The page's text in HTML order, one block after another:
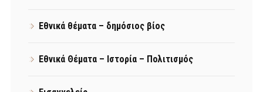
Εθνικά θέματα – δημόσιος βίος
Εθνικά Θέματα – Ιστορία – Πολιτισμός